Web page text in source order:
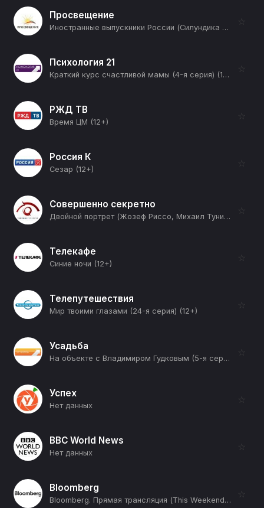
Просвещение
Иностранные выпускники России (Силундика Сесилия (Зимбабве)) (12+)
☆
Психология 21
Краткий курс счастливой мамы (4-я серия) (12+)
☆
РЖД ТВ
Время ЦМ (12+)
☆
Россия К
Сезар (12+)
☆
Совершенно секретно
Двойной портрет (Жозеф Риссо, Михаил Туниев и Александр Капралов. Последние герои "Нормандии) (12+)
☆
Телекафе
Синие ночи (12+)
☆
Телепутешествия
Мир твоими глазами (24-я серия) (12+)
☆
Усадьба
На объекте с Владимиром Гудковым (5-я серия) (12+)
☆
Успех
Нет данных
☆
BBC World News
Нет данных
☆
Bloomberg
Bloomberg. Прямая трансляция (This Weekend) (12+)
☆